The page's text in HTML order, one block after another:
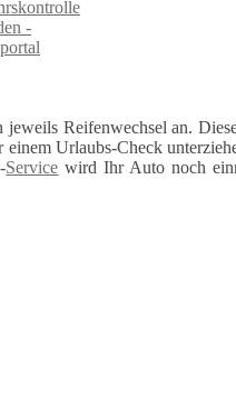
jeweils Reifenwechsel an.
Urlaubs-Check
Service wird Ihr Auto noch